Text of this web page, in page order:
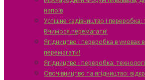
напоїв
Успішне садівництво і переробка:
Вчимося перемагати!
Ягідництво і переробка в умовах
перемагати!
Ягідництво і переробка:
Овочівництво та ягідництво: